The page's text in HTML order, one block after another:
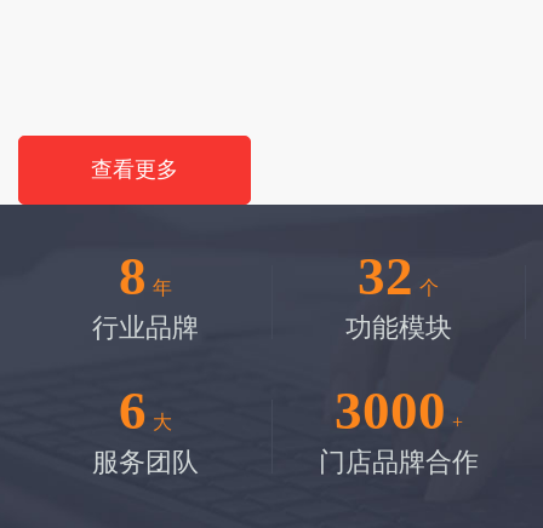
查看更多
8 年
行业品牌
32 个
功能模块
6 大
服务团队
3000 +
门店品牌合作